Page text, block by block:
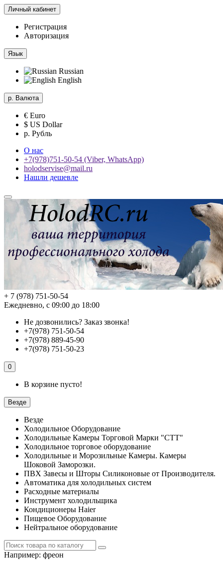
Личный кабинет
Регистрация
Авторизация
Язык
Russian
English
р. Валюта
€ Euro
$ US Dollar
р. Рубль
О нас
+7(978)751-50-54 (Viber, WhatsApp)
holodservise@mail.ru
Нашли дешевле
+ 7 (978) 751-50-54
Ежедневно, с 09:00 до 18:00
Не дозвонились? Заказ звонка!
+7(978) 751-50-54
+7(978) 889-45-90
+7(978) 751-50-23
0
В корзине пусто!
Везде
Везде
Холодильное Оборудование
Холодильные Камеры Торговой Марки "СТТ"
Холодильное торговое оборудование
Холодильные и Морозильные Камеры. Камеры
Шоковой Заморозки.
ПВХ Завесы и Шторы Силиконовые от Производителя.
Автоматика для холодильных систем
Расходные материалы
Инструмент холодильщика
Кондиционеры Haier
Пищевое Оборудование
Нейтральное оборудование
Например: фреон